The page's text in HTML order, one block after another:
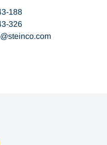
188
326
steinco com